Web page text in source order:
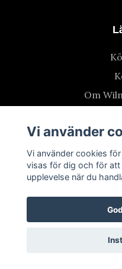
Om
© 2026
Vi använder
Vi använder cookies
visas för dig och för
upplevelse när du